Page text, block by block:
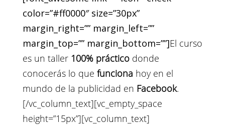
color=”#ff0000″ size=”30px”
margin_right=”” margin_left=””
margin_top=”” margin_bottom=””]El curso
es un taller 100% prácticodonde
conocerás lo que funciona hoy en el
mundo de la publicidad en Facebook.
[/vc_column_text][vc_empty_space
height=”15px”][vc_column_text]